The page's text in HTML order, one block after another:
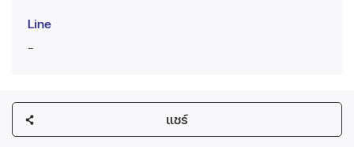
Line
-
แชร์